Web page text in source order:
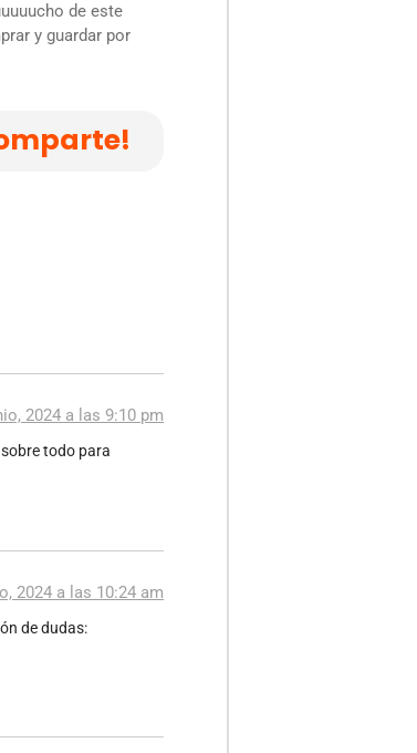
de este
y guardar por
2024 a las 9:10 pm
todo para
2024 a las 10:24 am
de dudas: